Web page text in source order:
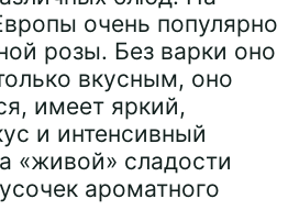
очень популярно
розы. Без варки оно
вкусным, оно
имеет яркий,
и интенсивный
«живой» сладости
ароматного